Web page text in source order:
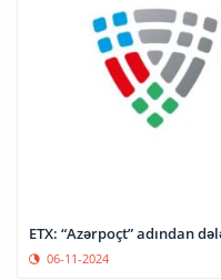
ETX: “Azərpoçt” adından
06-11-2024